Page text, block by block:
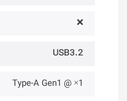
❌
USB3.2
1× @ Type-A Gen1